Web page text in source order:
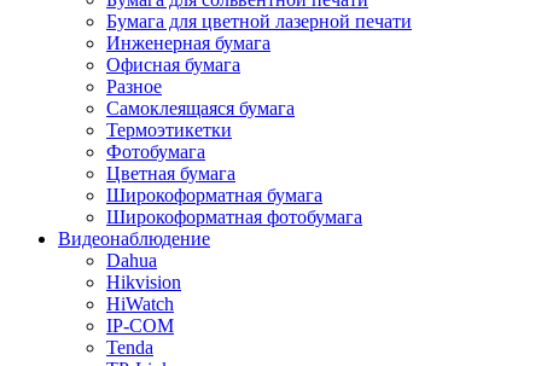
Бумага для цветной лазерной печати
Инженерная бумага
Офисная бумага
Разное
Самоклеящаяся бумага
Термоэтикетки
Фотобумага
Цветная бумага
Широкоформатная бумага
Широкоформатная фотобумага
Видеонаблюдение
Dahua
Hikvision
HiWatch
IP-COM
Tenda